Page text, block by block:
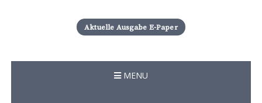
i
p
c
Aktuelle Ausgabe E-Paper
MENU